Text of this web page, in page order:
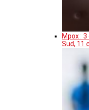
Mpox :
Sud, 11